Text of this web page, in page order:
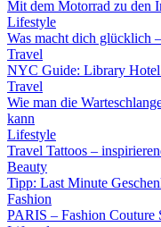
Mit dem Motorrad zu den
Lifestyle
Was macht dich glücklich
Travel
NYC Guide: Library
Travel
Wie man die
kann
Lifestyle
Travel Tattoos –
Beauty
Tipp: Last Minute
Fashion
PARIS – Fashion Couture